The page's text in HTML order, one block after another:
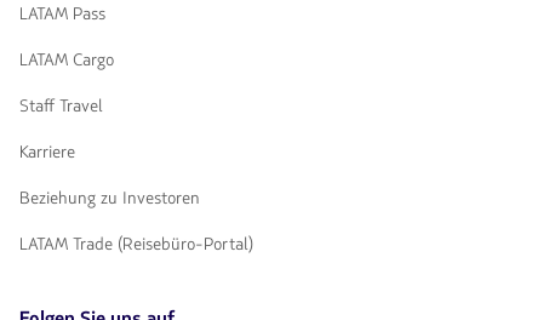
LATAM Pass
LATAM Cargo
Staff Travel
Karriere
Beziehung zu Investoren
LATAM Trade (Reisebüro-Portal)